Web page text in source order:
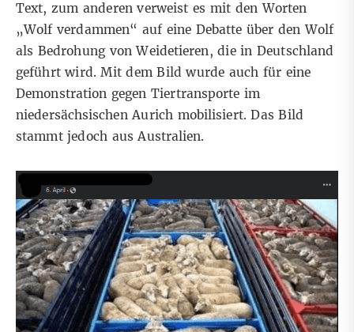
Text, zum anderen verweist es mit den Worten
„Wolf verdammen“ auf eine Debatte über den Wolf
als Bedrohung von Weidetieren, die in Deutschland
geführt wird. Mit dem Bild wurde auch für eine
Demonstration gegen Tiertransporte im
niedersächsischen Aurich mobilisiert. Das Bild
stammt jedoch aus Australien.